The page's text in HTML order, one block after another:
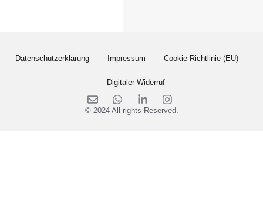
Datenschutzerklärung Impressum Cookie-Richtlinie (EU)
Digitaler Widerruf
© 2024 All rights Reserved.